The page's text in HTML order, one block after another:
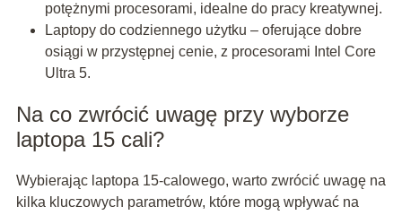
potężnymi procesorami, idealne do pracy kreatywnej.
Laptopy do codziennego użytku – oferujące dobre
osiągi w przystępnej cenie, z procesorami Intel Core
Ultra 5.
Na co zwrócić uwagę przy wyborze
laptopa 15 cali?
Wybierając laptopa 15-calowego, warto zwrócić uwagę na
kilka kluczowych parametrów, które mogą wpływać na